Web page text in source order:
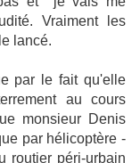
Vraiment les
lancé.
par le fait qu'elle
au cours
monsieur Denis
par hélicoptère -
routier péri-urbain